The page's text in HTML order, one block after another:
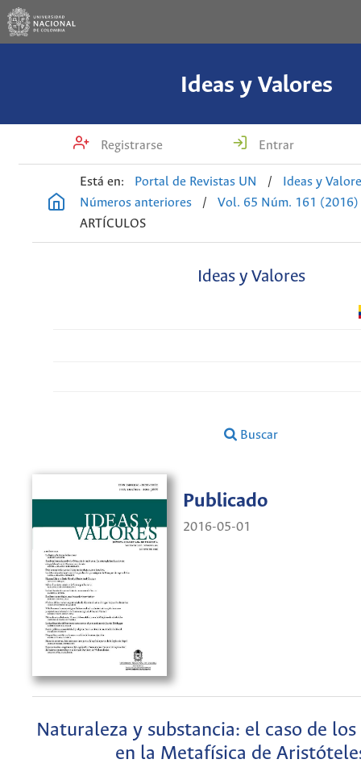
Ideas y Valores
Registrarse Entrar
Está en: Portal de Revistas UN /
Ideas y
Números anteriores
/
Vol. 65 Núm. 161 (2016)
ARTÍCULOS
Ideas y Valores
Buscar
Publicado
2016-05-01
Naturaleza y substancia: el caso de
en la Metafísica de